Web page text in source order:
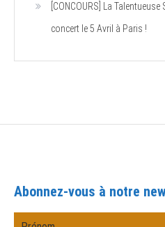
[CONCOURS] La
concert le 5 Avril à Paris !
Abonnez-vous à notre